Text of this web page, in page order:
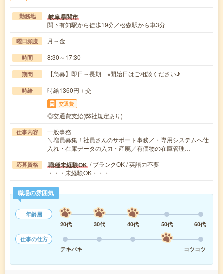
勤務地 岐阜県関市
関下有知駅から徒歩19分／松森駅から車3分
曜日頻度 月～金
時間 8:30～17:30
期間 【急募】即日～長期 ※開始日はご相談ください♪
時給 時給1360円＋交
交通費
◎交通費支給(弊社規定あり)
仕事内容
一般事務
＼増員募集！社員さんのサポート事務／・専用システムへ仕
入れ・在庫データの入力・産廃／有価物の在庫管理…
応募資格 職種未経験OK / ブランクOK / 英語力不要
・・・未経験OK・・・
職場の雰囲気
年齢層
20代
30代 40代 50代
60代
仕事の仕方
テキパキ
コツコツ